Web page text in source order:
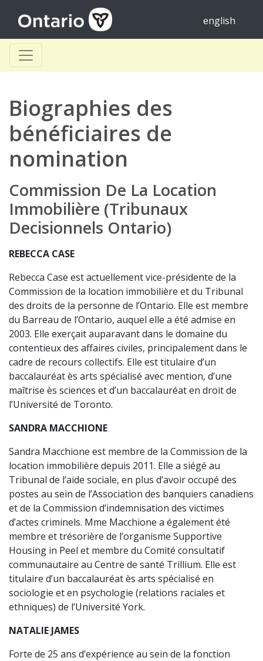
english
Biographies des
bénéficiaires de
nomination
Commission De La Location
Immobilière (Tribunaux
Decisionnels Ontario)
REBECCA CASE
Rebecca Case est actuellement vice-présidente de la
Commission de la location immobilière et du Tribunal
des droits de la personne de l’Ontario. Elle est membre
du Barreau de l’Ontario, auquel elle a été admise en
2003. Elle exerçait auparavant dans le domaine du
contentieux des affaires civiles, principalement dans le
cadre de recours collectifs. Elle est titulaire d’un
baccalauréat ès arts spécialisé avec mention, d’une
maîtrise ès sciences et d’un baccalauréat en droit de
l’Université de Toronto.
SANDRA MACCHIONE
Sandra Macchione est membre de la Commission de la
location immobilière depuis 2011. Elle a siégé au
Tribunal de l’aide sociale, en plus d’avoir occupé des
postes au sein de l’Association des banquiers canadiens
et de la Commission d’indemnisation des victimes
d’actes criminels. Mme Macchione a également été
membre et trésorière de l’organisme Supportive
Housing in Peel et membre du Comité consultatif
communautaire au Centre de santé Trillium. Elle est
titulaire d’un baccalauréat ès arts spécialisé en
sociologie et en psychologie (relations raciales et
ethniques) de l’Université York.
NATALIE JAMES
Forte de 25 ans d’expérience au sein de la fonction